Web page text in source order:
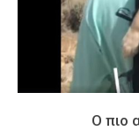
Ο πιο